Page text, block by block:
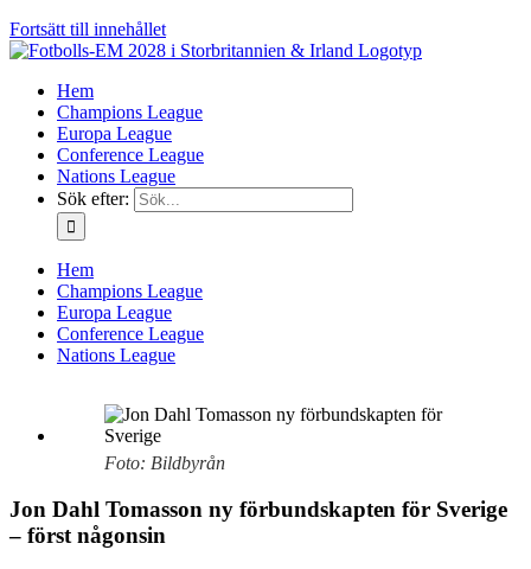
Fortsätt till innehållet
Hem
Champions League
Europa League
Conference League
Nations League
Sök efter:
Hem
Champions League
Europa League
Conference League
Nations League
Foto: Bildbyrån
Jon Dahl Tomasson ny förbundskapten för Sverige
– först någonsin